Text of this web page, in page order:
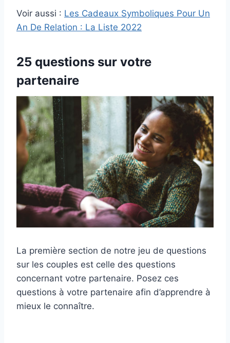
Voir aussi : Les Cadeaux Symboliques Pour Un
An De Relation : La Liste 2022
25 questions sur votre
partenaire
La première section de notre jeu de questions
sur les couples est celle des questions
concernant votre partenaire. Posez ces
questions à votre partenaire afin d’apprendre à
mieux le connaître.